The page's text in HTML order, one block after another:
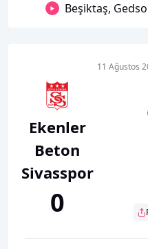
Beşiktaş,
Ekenler
Beton
Sivasspor
0
11 Ağustos